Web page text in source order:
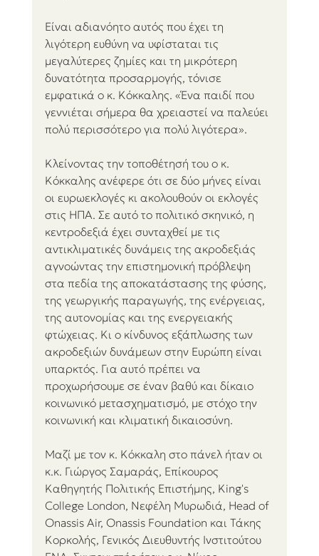
Είναι αδιανόητο αυτός που έχει τη
λιγότερη ευθύνη να υφίσταται τις
μεγαλύτερες ζημίες και τη μικρότερη
δυνατότητα προσαρμογής, τόνισε
εμφατικά ο κ. Κόκκαλης. «Ένα παιδί που
γεννιέται σήμερα θα χρειαστεί να παλεύει
πολύ περισσότερο για πολύ λιγότερα».
Κλείνοντας την τοποθέτησή του ο κ.
Κόκκαλης ανέφερε ότι σε δύο μήνες είναι
οι ευρωεκλογές κι ακολουθούν οι εκλογές
στις ΗΠΑ. Σε αυτό το πολιτικό σκηνικό, η
κεντροδεξιά έχει συνταχθεί με τις
αντικλιματικές δυνάμεις της ακροδεξιάς
αγνοώντας την επιστημονική πρόβλεψη
στα πεδία της αποκατάστασης της φύσης,
της γεωργικής παραγωγής, της ενέργειας,
της αυτονομίας και της ενεργειακής
φτώχειας. Κι ο κίνδυνος εξάπλωσης των
ακροδεξιών δυνάμεων στην Ευρώπη είναι
υπαρκτός. Για αυτό πρέπει να
προχωρήσουμε σε έναν βαθύ και δίκαιο
κοινωνικό μετασχηματισμό, με στόχο την
κοινωνική και κλιματική δικαιοσύνη.
Μαζί με τον κ. Κόκκαλη στο πάνελ ήταν οι
κ.κ. Γιώργος Σαμαράς, Επίκουρος
Καθηγητής Πολιτικής Επιστήμης, King's
College London, Νεφέλη Μυρωδιά, Head of
Onassis Air, Onassis Foundation και Τάκης
Κορκολής, Γενικός Διευθυντής Ινστιτούτου